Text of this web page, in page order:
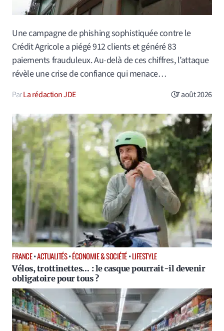
Une campagne de phishing sophistiquée contre le
Crédit Agricole a piégé 912 clients et généré 83
paiements frauduleux. Au-delà de ces chiffres, l’attaque
révèle une crise de confiance qui menace…
La rédaction JDE 7 août 2026
FRANCE•ACTUALITÉS•ÉCONOMIE & SOCIÉTÉ•LIFESTYLE
Vélos, trottinettes… : le casque pourrait-il devenir
obligatoire pour tous ?